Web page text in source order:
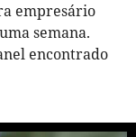
empresário
semana.
encontrado